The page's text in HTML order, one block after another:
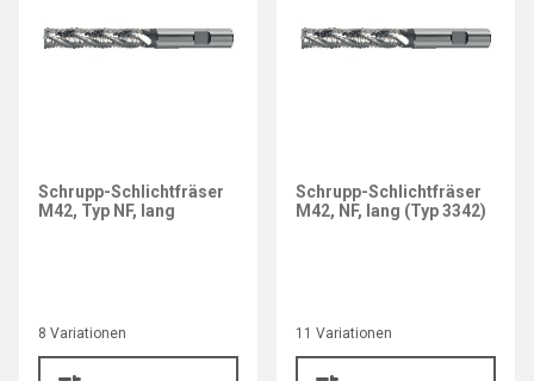
8 Variationen
Schrupp-Schlichtfräser
M42, Typ NF, lang
11 Variationen
Schrupp-Schlichtfräser
M42, NF, lang (Typ 3342)